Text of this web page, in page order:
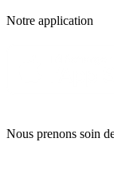
Notre application
Nous prenons soin d